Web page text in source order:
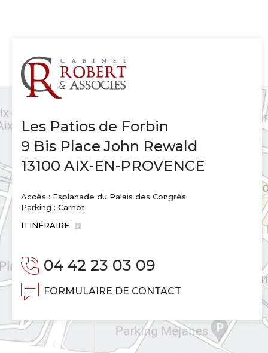
Les Patios de Forbin
9 Bis Place John Rewald
13100 AIX-EN-PROVENCE
Accès : Esplanade du Palais des Congrès
Parking : Carnot
ITINÉRAIRE
04 42 23 03 09
FORMULAIRE DE CONTACT